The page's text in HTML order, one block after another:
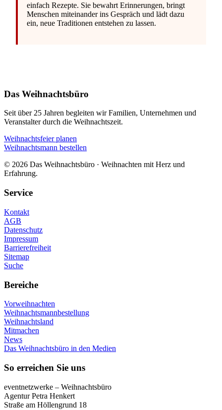
einfach Rezepte. Sie bewahrt Erinnerungen, bringt
Menschen miteinander ins Gespräch und lädt dazu
ein, neue Traditionen entstehen zu lassen.
Das Weihnachtsbüro
Seit über 25 Jahren begleiten wir Familien, Unternehmen und
Veranstalter durch die Weihnachtszeit.
Weihnachtsfeier planen
Weihnachtsmann bestellen
© 2026 Das Weihnachtsbüro · Weihnachten mit Herz und
Erfahrung.
Service
Kontakt
AGB
Datenschutz
Impressum
Barrierefreiheit
Sitemap
Suche
Bereiche
Vorweihnachten
Weihnachtsmannbestellung
Weihnachtsland
Mitmachen
News
Das Weihnachtsbüro in den Medien
So erreichen Sie uns
eventnetzwerke – Weihnachtsbüro
Agentur Petra Henkert
Straße am Höllengrund 18